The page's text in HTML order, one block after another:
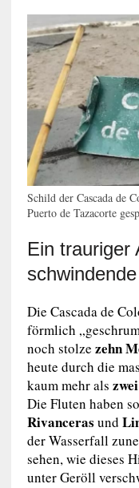
Schild der Cascada de
Puerto de Tazacorte
Ein trauriger
Die Cascada de
förmlich
noch stolze zehn
heute durch die
kaum mehr als
Die Fluten haben
Rivanceras und
der Wasserfall
sehen, wie dieses
unter Geröll